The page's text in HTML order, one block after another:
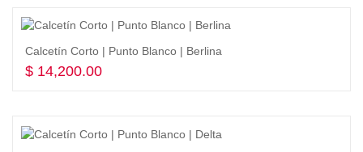
Calcetín Corto | Punto Blanco | Berlina
$ 14,200.00